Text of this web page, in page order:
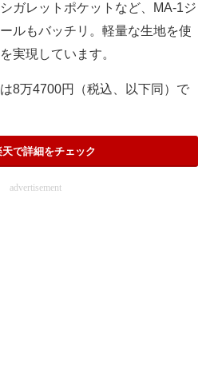
ガレットポケットなど、MA-1ジ
ルもバッチリ。軽量な生地を使
実現しています。
8万4700円（税込、以下同）で
天で詳細をチェック
advertisement